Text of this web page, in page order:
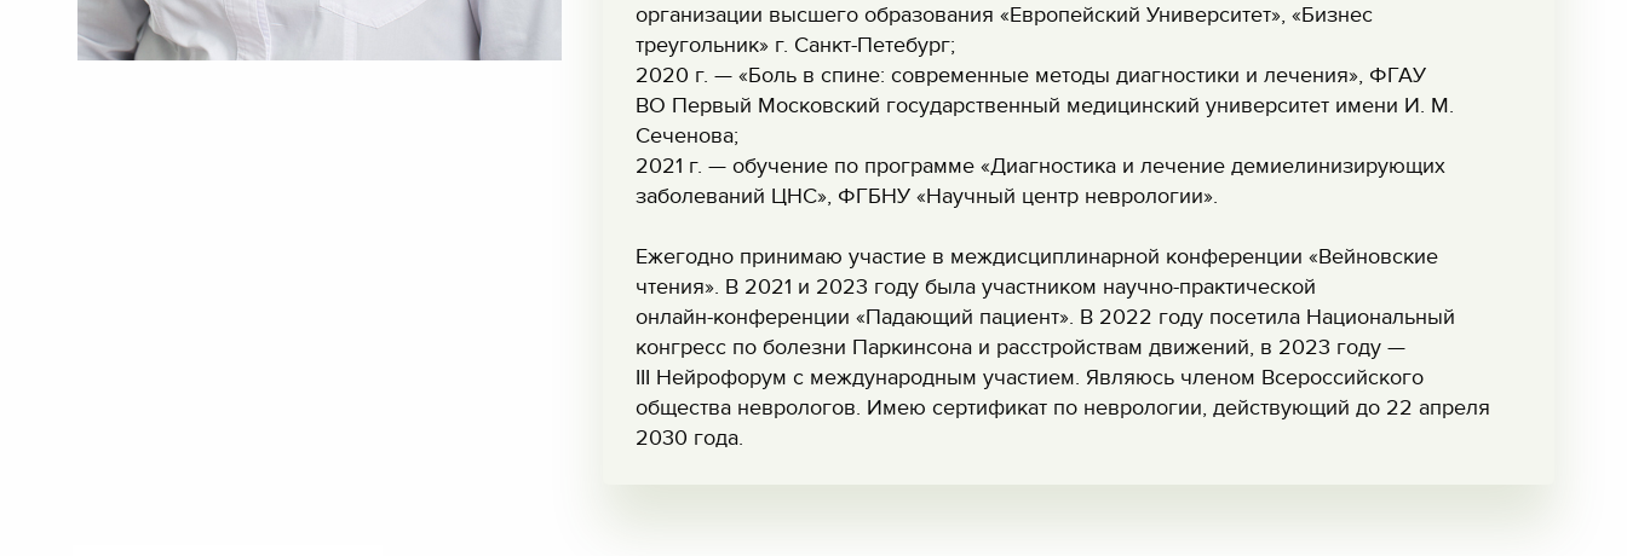
организации высшего образования «Европейский Университет», «Бизнес
треугольник» г. Санкт-Петебург;
2020 г. — «Боль в спине: современные методы диагностики и лечения», ФГАУ
ВО Первый Московский государственный медицинский университет имени И. М.
Сеченова;
2021 г. — обучение по программе «Диагностика и лечение демиелинизирующих
заболеваний ЦНС», ФГБНУ «Научный центр неврологии».
Ежегодно принимаю участие в междисциплинарной конференции «Вейновские
чтения». В 2021 и 2023 году была участником научно-практической
онлайн-конференции «Падающий пациент». В 2022 году посетила Национальный
конгресс по болезни Паркинсона и расстройствам движений, в 2023 году —
III Нейрофорум с международным участием. Являюсь членом Всероссийского
общества неврологов. Имею сертификат по неврологии, действующий до 22 апреля
2030 года.